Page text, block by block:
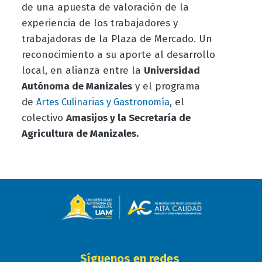
de una apuesta de valoración de la
experiencia de los trabajadores y
trabajadoras de la Plaza de Mercado. Un
reconocimiento a su aporte al desarrollo
local, en alianza entre la Universidad
Autónoma de Manizalesy el programa
de Artes Culinarias y Gastronomía, el
colectivo Amasijos y la Secretaría de
Agricultura de Manizales.
Síguenos en redes